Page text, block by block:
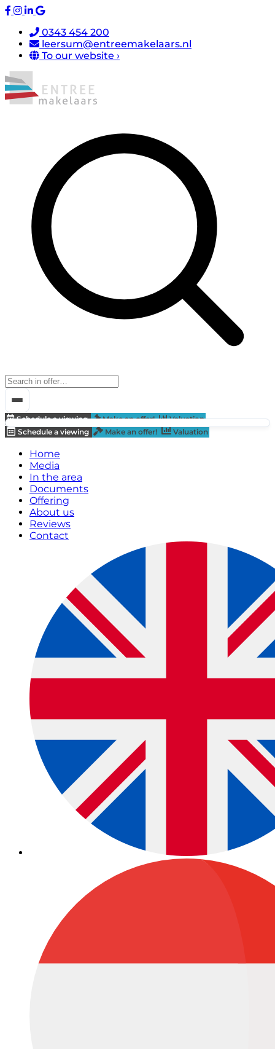
0343 454 200
leersum@entreemakelaars.nl
To our website ›
Schedule a viewing Make an offer!
Valuation
Schedule a viewing
Make an offer! Valuation
Home
Media
In the area
Documents
Offering
About us
Reviews
Contact